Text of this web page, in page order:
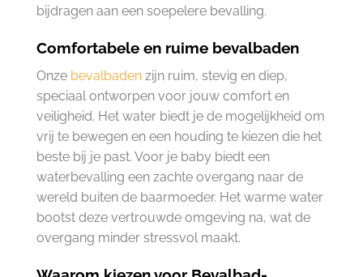
bijdragen aan een soepelere bevalling.
Comfortabele en ruime bevalbaden
Onze bevalbaden zijn ruim, stevig en diep,
speciaal ontworpen voor jouw comfort en
veiligheid. Het water biedt je de mogelijkheid om
vrij te bewegen en een houding te kiezen die het
beste bij je past. Voor je baby biedt een
waterbevalling een zachte overgang naar de
wereld buiten de baarmoeder. Het warme water
bootst deze vertrouwde omgeving na, wat de
overgang minder stressvol maakt.